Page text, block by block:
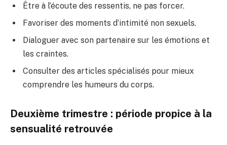
Être à l’écoute des ressentis, ne pas forcer.
Favoriser des moments d’intimité non sexuels.
Dialoguer avec son partenaire sur les émotions et
les craintes.
Consulter des articles spécialisés pour mieux
comprendre les humeurs du corps.
Deuxième trimestre : période propice à la
sensualité retrouvée